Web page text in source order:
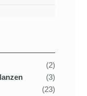
(2)
(3)
(23)